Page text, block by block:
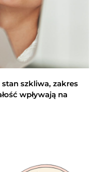
szkliwa, zakres
wpływają na